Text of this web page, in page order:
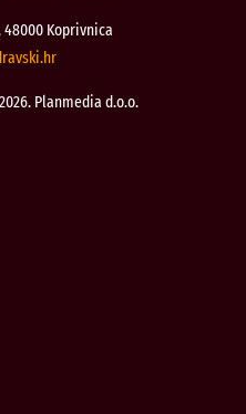
Koprivnica
Planmedia d.o.o.